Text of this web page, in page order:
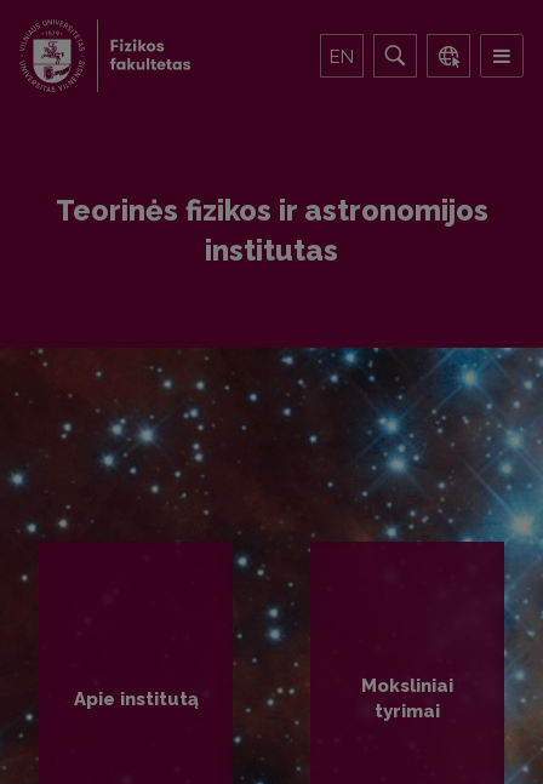
EN
Teorinės fizikos ir astronomijos
institutas
Apie institutą
Moksliniai
tyrimai